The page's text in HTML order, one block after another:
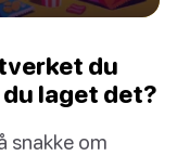
du
laget det?
snakke om